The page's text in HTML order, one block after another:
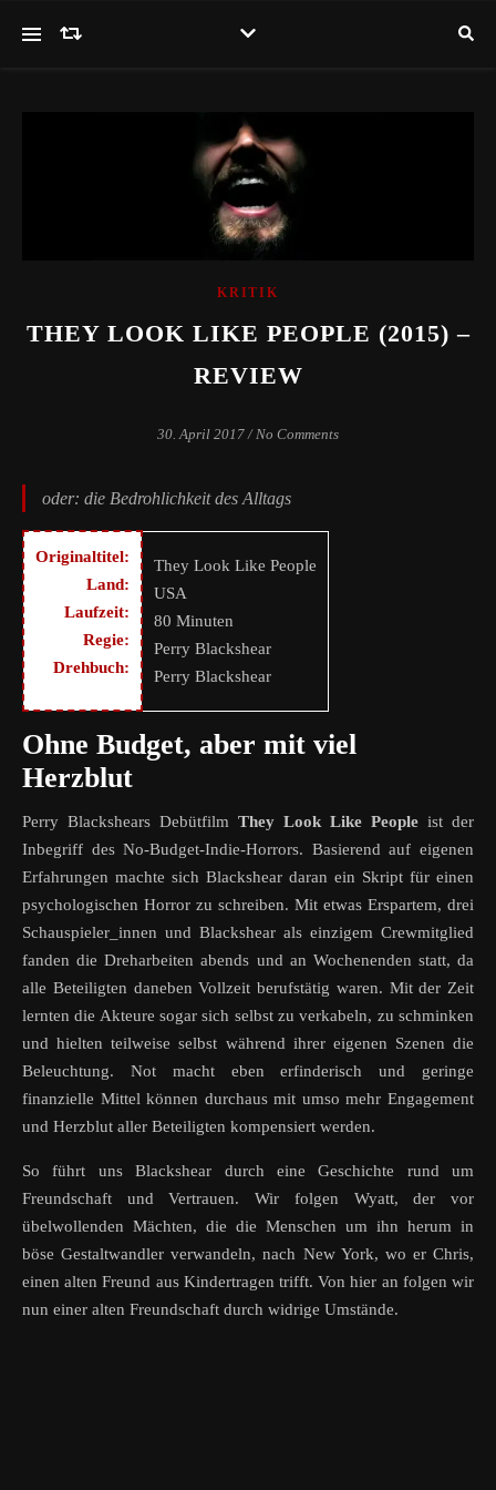
KRITIK
THEY LOOK LIKE PEOPLE (2015) –
REVIEW
30. April 2017 / No Comments
oder: die Bedrohlichkeit des Alltags
Originaltitel:
Land:
Laufzeit:
Regie:
Drehbuch:
They Look Like People
USA
80 Minuten
Perry Blackshear
Perry Blackshear
Ohne Budget, aber mit viel
Herzblut
Perry Blackshears Debütfilm They Look Like People ist der
Inbegriff des No-Budget-Indie-Horrors. Basierend auf eigenen
Erfahrungen machte sich Blackshear daran ein Skript für einen
psychologischen Horror zu schreiben. Mit etwas Erspartem, drei
Schauspieler_innen und Blackshear als einzigem Crewmitglied
fanden die Dreharbeiten abends und an Wochenenden statt, da
alle Beteiligten daneben Vollzeit berufstätig waren. Mit der Zeit
lernten die Akteure sogar sich selbst zu verkabeln, zu schminken
und hielten teilweise selbst während ihrer eigenen Szenen die
Beleuchtung. Not macht eben erfinderisch und geringe
finanzielle Mittel können durchaus mit umso mehr Engagement
und Herzblut aller Beteiligten kompensiert werden.
So führt uns Blackshear durch eine Geschichte rund um
Freundschaft und Vertrauen. Wir folgen Wyatt, der vor
übelwollenden Mächten, die die Menschen um ihn herum in
böse Gestaltwandler verwandeln, nach New York, wo er Chris,
einen alten Freund aus Kindertragen trifft. Von hier an folgen wir
nun einer alten Freundschaft durch widrige Umstände.